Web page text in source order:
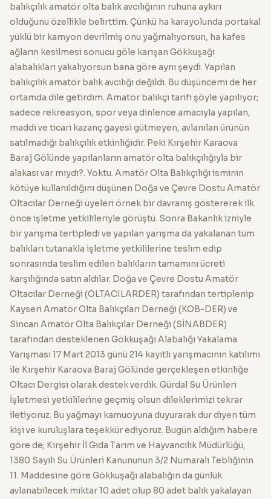
balıkçılık amatör olta balık avcılığının ruhuna aykırı
olduğunu özellikle belirttim. Çünkü ha karayolunda portakal
yüklü bir kamyon devrilmiş onu yağmalıyorsun, ha kafes
ağların kesilmesi sonucu göle karışan Gökkuşağı
alabalıkları yakalıyorsun bana göre aynı şeydi. Yapılan
balıkçılık amatör balık avcılığı değildi. Bu düşüncemi de her
ortamda dile getirdim. Amatör balıkçı tarifi şöyle yapılıyor;
sadece rekreasyon, spor veya dinlence amacıyla yapılan,
maddi ve ticari kazanç gayesi gütmeyen, avlanılan ürünün
satılmadığı balıkçılık etkinliğidir. Peki Kırşehir Karaova
Baraj Gölünde yapılanların amatör olta balıkçılığıyla bir
alakası var mıydı?. Yoktu. Amatör Olta Balıkçılığı isminin
kötüye kullanıldığını düşünen Doğa ve Çevre Dostu Amatör
Oltacılar Derneği üyeleri örnek bir davranış göstererek ilk
önce işletme yetkilileriyle görüştü. Sonra Bakanlık izniyle
bir yarışma tertipledi ve yapılan yarışma da yakalanan tüm
balıkları tutanakla işletme yetkililerine teslim edip
sonrasında teslim edilen balıkların tamamını ücreti
karşılığında satın aldılar. Doğa ve Çevre Dostu Amatör
Oltacılar Derneği (OLTACILARDER) tarafından tertiplenip
Kayseri Amatör Olta Balıkçıları Derneği (KOB-DER) ve
Sincan Amatör Olta Balıkçılar Derneği (SİNABDER)
tarafından desteklenen Gökkuşağı Alabalığı Yakalama
Yarışması 17 Mart 2013 günü 214 kayıtlı yarışmacının katılımı
ile Kırşehir Karaova Baraj Gölünde gerçekleşen etkinliğe
Oltacı Dergisi olarak destek verdik. Gürdal Su Ürünleri
İşletmesi yetkililerine geçmiş olsun dileklerimizi tekrar
iletiyoruz. Bu yağmayı kamuoyuna duyurarak dur diyen tüm
kişi ve kuruluşlara teşekkür ediyoruz. Bugün aldığım habere
göre de; Kırşehir İl Gıda Tarım ve Hayvancılık Müdürlüğü,
1380 Sayılı Su Ürünleri Kanununun 3/2 Numaralı Tebliğinin
11. Maddesine göre Gökkuşağı alabalığın da günlük
avlanabilecek miktar 10 adet olup 80 adet balık yakalayan